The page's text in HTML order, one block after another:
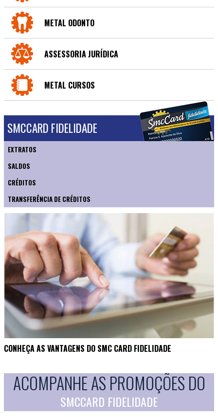
METAL ODONTO
ASSESSORIA JURÍDICA
METAL CURSOS
SMCCARD FIDELIDADE
EXTRATOS
SALDOS
CRÉDITOS
TRANSFERÊNCIA DE CRÉDITOS
CONHEÇA AS VANTAGENS DO SMC CARD FIDELIDADE
ACOMPANHE AS PROMOÇÕES DO
SMCCARD FIDELIDADE